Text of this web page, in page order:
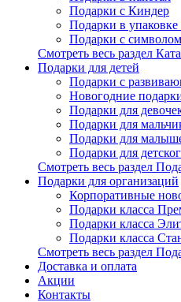
Подарки с Киндер
Подарки в
Подарки с
Смотреть весь раздел
Подарки для детей
Подарки с
Новогодние
Подарки для
Подарки для
Подарки для
Подарки для
Смотреть весь раздел
Подарки для организаций
Корпоративные
Подарки класса
Подарки класса
Подарки класса
Смотреть весь раздел
Доставка и оплата
Акции
Контакты